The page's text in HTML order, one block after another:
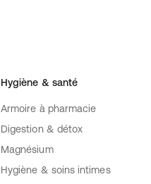
Hygiène & santé
Armoire à pharmacie
Digestion & détox
Magnésium
Hygiène & soins intimes